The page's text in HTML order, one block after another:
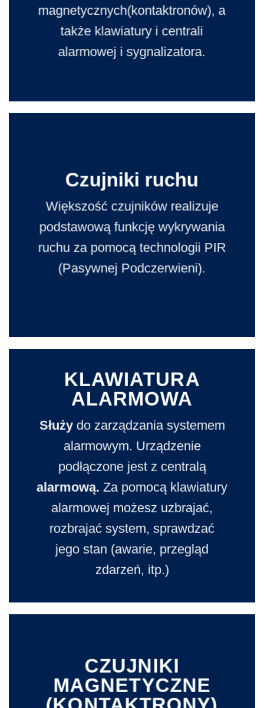
magnetycznych(kontaktronów), a
także klawiatury i centrali
alarmowej i sygnalizatora.
Czujniki ruchu
Większość czujników realizuje
podstawową funkcję wykrywania
ruchu za pomocą technologii PIR
(Pasywnej Podczerwieni).
KLAWIATURA
ALARMOWA
Służydo zarządzania systemem
alarmowym. Urządzenie
podłączone jest z centralą
alarmową. Za pomocą klawiatury
alarmowej możesz uzbrajać,
rozbrajać system, sprawdzać
jego stan (awarie, przegląd
zdarzeń, itp.)
CZUJNIKI
MAGNETYCZNE